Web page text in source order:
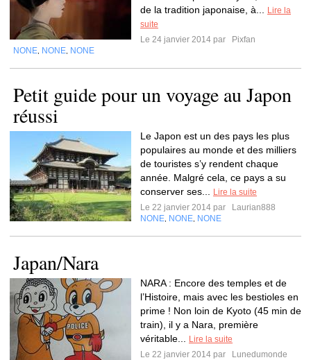
de la tradition japonaise, à...
Lire la
suite
Le 24 janvier 2014 par
Pixfan
NONE NONE NONE
Petit guide pour un voyage au Japon
réussi
Le Japon est un des pays les plus
populaires au monde et des milliers
de touristes s’y rendent chaque
année. Malgré cela, ce pays a su
conserver ses...
Lire la suite
Le 22 janvier 2014 par
Laurian888
NONE NONE NONE
Japan/Nara
NARA : Encore des temples et de
l’Histoire, mais avec les bestioles en
prime ! Non loin de Kyoto (45 min de
train), il y a Nara, première
véritable...
Lire la suite
Le 22 janvier 2014 par
Lunedumonde